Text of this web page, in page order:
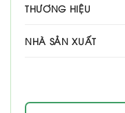
THƯƠNG HIỆU
NHÀ SẢN XUẤT